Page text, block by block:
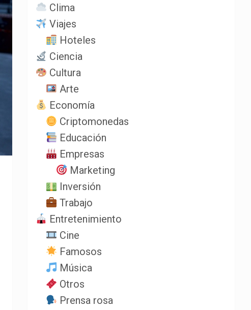
Clima
Viajes
Hoteles
Ciencia
Cultura
Arte
Economía
Criptomonedas
Educación
Empresas
Marketing
Inversión
Trabajo
Entretenimiento
Cine
Famosos
Música
Otros
Prensa rosa